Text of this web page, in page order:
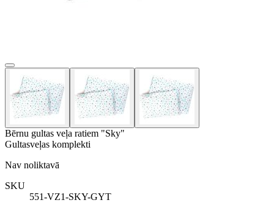
Bērnu gultas veļa ratiem "Sky"
Gultasveļas komplekti
Nav noliktavā
SKU
551-VZ1-SKY-GYT